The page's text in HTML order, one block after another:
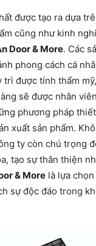
được tạo ra dựa
cũng như kinh
Door & More. Các
phong cách cá
trì được tính thẩm
sẽ được nhân
phương pháp
xuất sản phẩm.
ty còn chú trọng
tạo sự thân thiện
& More là lựa
sự độc đáo trong